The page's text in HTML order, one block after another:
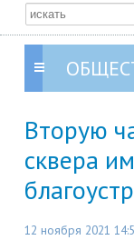
Вторую
сквера
12 ноября 2021